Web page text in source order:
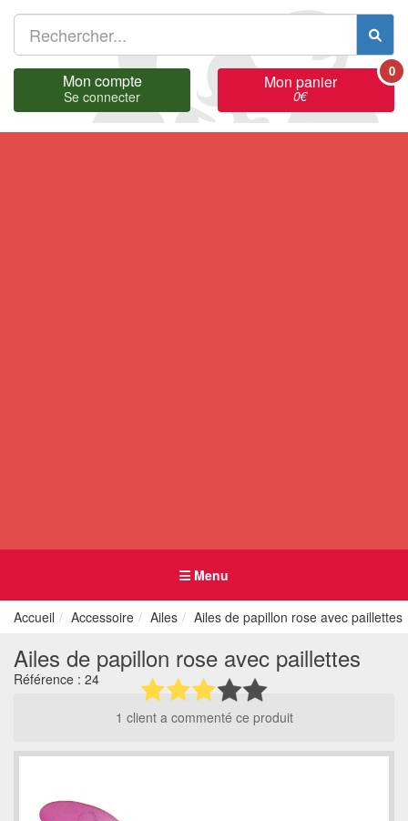
Mon compte
Se connecter
Mon panier
0€
0
Menu
Accueil Accessoire Ailes Ailes de papillon rose avec paillettes
Ailes de papillon rose avec paillettes
Référence : 24
1 client a commenté ce produit